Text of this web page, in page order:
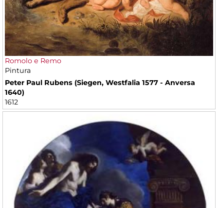
Romolo e Remo
Pintura
Peter Paul Rubens (Siegen, Westfalia 1577 - Anversa
1640)
1612